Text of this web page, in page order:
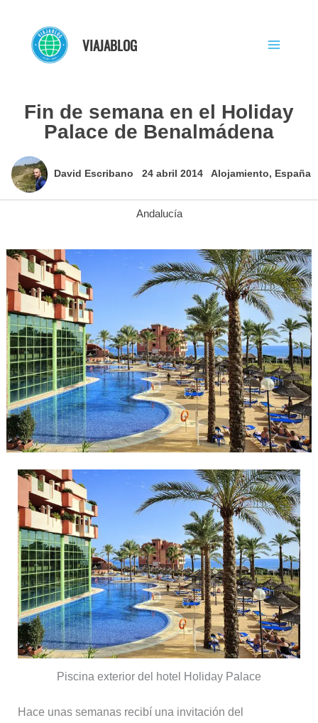
contenido
VIAJABLOG
Fin de semana en el Holiday
Palace de Benalmádena
David Escribano 24 abril 2014 Alojamiento, España
Andalucía
Piscina exterior del hotel Holiday Palace
Hace unas semanas recibí una invitación del